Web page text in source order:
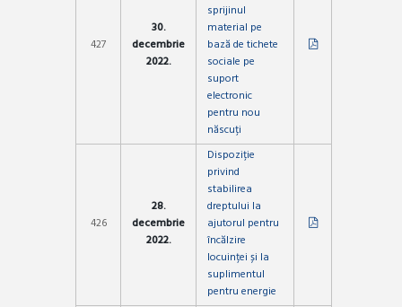
427
30.
decembrie
2022.
sprijinul
material pe
bază de tichete
sociale pe
suport
electronic
pentru nou
născuți
426
28.
decembrie
2022.
Dispoziție
privind
stabilirea
dreptului la
ajutorul pentru
încălzire
locuinței și la
suplimentul
pentru energie